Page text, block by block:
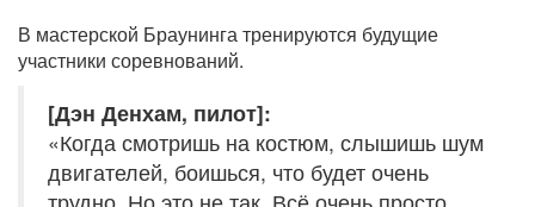
В мастерской Браунинга тренируются будущие
участники соревнований.
[Дэн Денхам, пилот]:
«Когда смотришь на костюм, слышишь шум
двигателей, боишься, что будет очень